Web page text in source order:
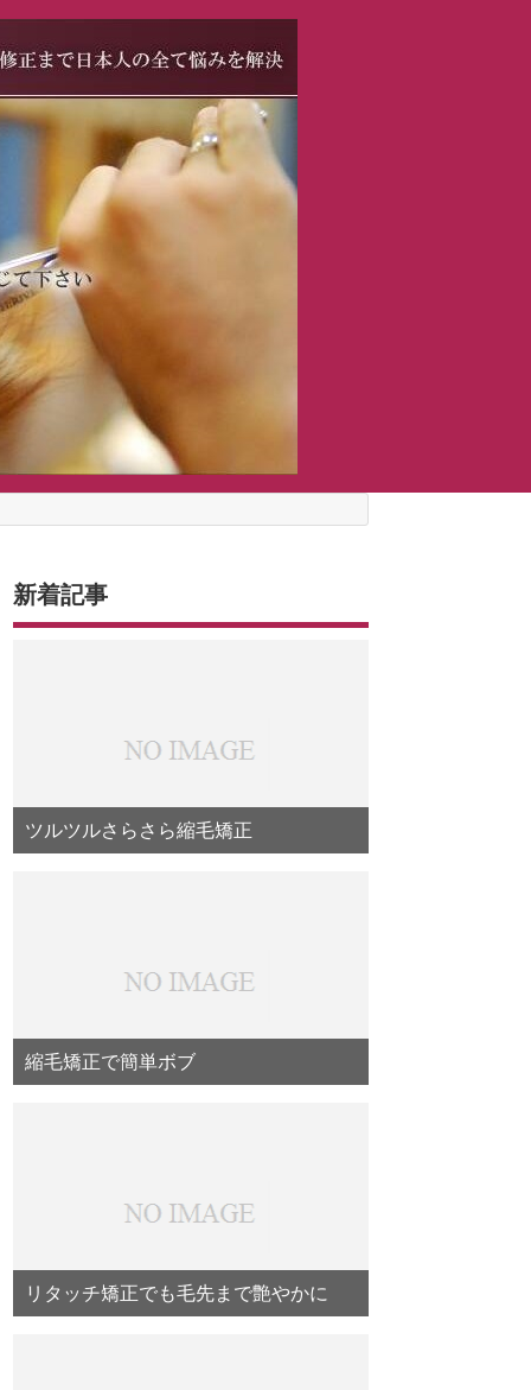
新着記事
ツルツルさらさら縮毛矯正
縮毛矯正で簡単ボブ
リタッチ矯正でも毛先まで艶やかに